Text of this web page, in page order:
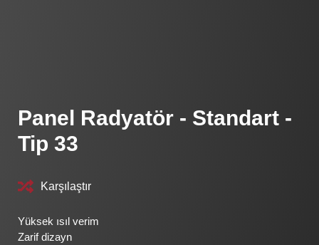
Panel Radyatör - Standart -
Tip 33
Karşılaştır
Yüksek ısıl verim
Zarif dizayn